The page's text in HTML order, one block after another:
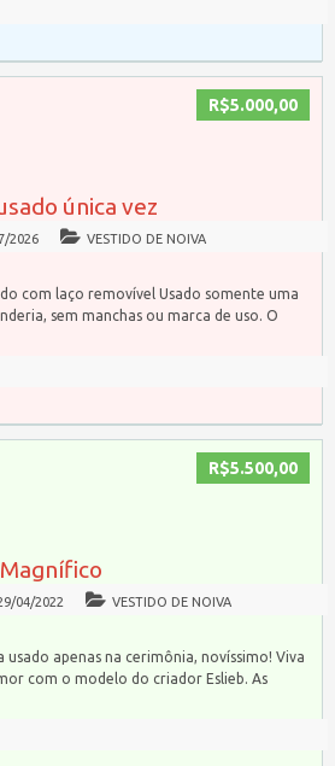
R$5.000,00
única vez
2026 VESTIDO DE NOIVA
com laço removível Usado somente uma
sem manchas ou marca de uso. O
R$5.500,00
04/2022 VESTIDO DE NOIVA
apenas na cerimônia, novíssimo! Viva
com o modelo do criador Eslieb. As